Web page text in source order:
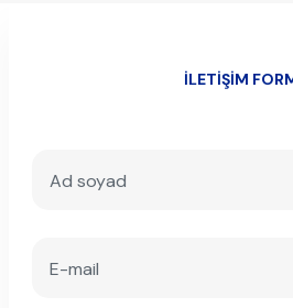
İLETIŞIM